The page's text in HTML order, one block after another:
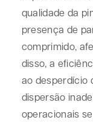
qualidade da
presença de
comprimido,
disso, a
ao desperdício
dispersão
operacionais